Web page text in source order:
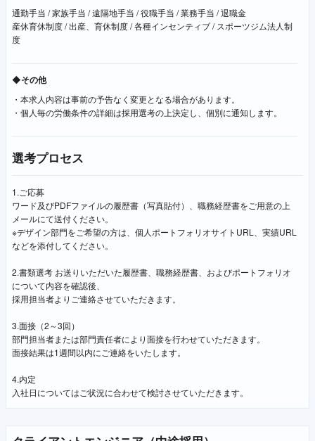
通勤手当 / 家族手当 / 遠隔地手当 / 役職手当 / 業務手当 / 退職金
産休育休制度 / 出産、育休制度 / 各種インセンティブ / スポーツジム法人制
度
◆その他
・本求人内容は事前の予告なく変更となる場合があります。
・個人毎の労働条件の詳細は採用選考の上決定し、個別に通知します。
選考プロセス
1.ご応募
ワード及びPDFファイルの履歴書（写真貼付）、職務経歴書をご用意の上
メールにて送付ください。
※デザイン部門をご希望の方は、個人ポートフォリオサイトURL、実績URL
などを添付してください。
2.書類選考 お送りいただいた履歴書、職務経歴書、およびポートフォリオ
について内容を確認後、
採用担当者よりご連絡させていただきます。
3.面接（2～3回）
部門担当者または部門責任者により面接を行わせていただきます。
面接結果は1週間以内にご連絡をいたします。
4.内定
入社日についてはご状況に合わせて検討させていただきます。